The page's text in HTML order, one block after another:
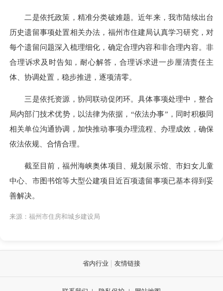
二是依托政策，精准分类破难题。近年来，我市陆续出台
历史遗留事项处置相关办法，福州市住建局认真学习研究，对
每个遗留问题深入梳理细化，确定合理内容和非合理内容。非
合理诉求及时告知，耐心解答，合理诉求进一步厘清责任主
体、协调处置，稳步推进，逐项清零。
三是依托资源，协同联动促闭环。具体事项处理中，整合
局内部门技术优势，以法律为依据，“依法办事”，同时积极同
相关单位沟通协调，加快推动事项办理流程、办理成效，确保
依法依规、合情合理。
截至目前，福州海峡奥体项目、规划展示馆、市妇女儿童
中心、市图书馆等大型公建项目近百项遗留事项已基本得到妥
善解决。
来源：福州市住房和城乡建设局
省内行业 友情链接